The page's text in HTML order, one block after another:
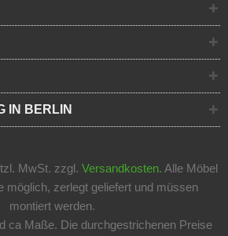
IN BERLIN
MwSt. zzgl. Versandkosten. Alle Möbel
möglich, zerlegt geliefert und müssen
montiert werden.
ca Maße. Die durchgestrichenen Preise